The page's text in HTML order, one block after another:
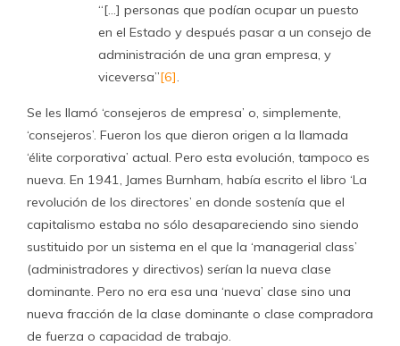
“[…] personas que podían ocupar un puesto
en el Estado y después pasar a un consejo de
administración de una gran empresa, y
viceversa”[6].
Se les llamó ‘consejeros de empresa’ o, simplemente,
‘consejeros’. Fueron los que dieron origen a la llamada
‘élite corporativa’ actual. Pero esta evolución, tampoco es
nueva. En 1941, James Burnham, había escrito el libro ‘La
revolución de los directores’ en donde sostenía que el
capitalismo estaba no sólo desapareciendo sino siendo
sustituido por un sistema en el que la ‘managerial class’
(administradores y directivos) serían la nueva clase
dominante. Pero no era esa una ‘nueva’ clase sino una
nueva fracción de la clase dominante o clase compradora
de fuerza o capacidad de trabajo.